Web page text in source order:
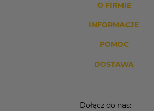
O FIRMIE
INFORMACJE
POMOC
DOSTAWA
Dołącz do nas: